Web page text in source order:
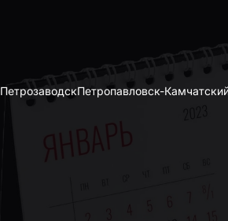
ПетрозаводскПетропавловск-